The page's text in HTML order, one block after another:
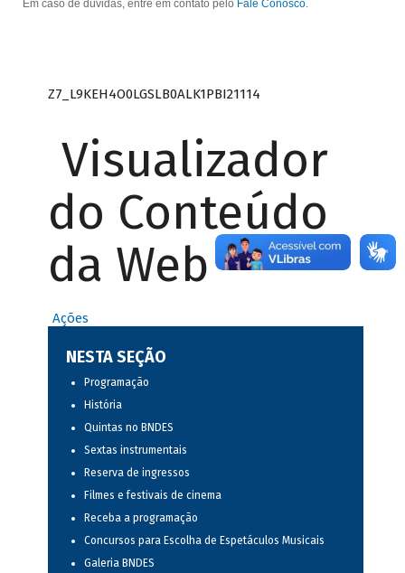
Em caso de dúvidas, entre em contato pelo Fale Conosco.
Z7_L9KEH4O0LGSLB0ALK1PBI21114
Visualizador
do Conteúdo
da Web
Ações
NESTA SEÇÃO
Programação
História
Quintas no BNDES
Sextas instrumentais
Reserva de ingressos
Filmes e festivais de cinema
Receba a programação
Concursos para Escolha de Espetáculos Musicais
Galeria BNDES